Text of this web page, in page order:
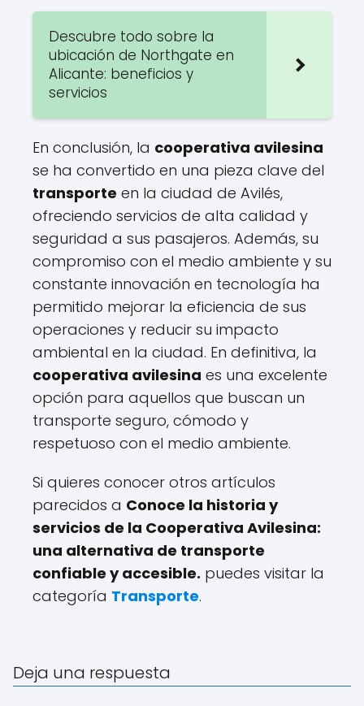
Descubre todo sobre la
ubicación de Northgate en
Alicante: beneficios y
servicios
En conclusión, la cooperativa avilesina
se ha convertido en una pieza clave del
transporte en la ciudad de Avilés,
ofreciendo servicios de alta calidad y
seguridad a sus pasajeros. Además, su
compromiso con el medio ambiente y su
constante innovación en tecnología ha
permitido mejorar la eficiencia de sus
operaciones y reducir su impacto
ambiental en la ciudad. En definitiva, la
cooperativa avilesina es una excelente
opción para aquellos que buscan un
transporte seguro, cómodo y
respetuoso con el medio ambiente.
Si quieres conocer otros artículos
parecidos a Conoce la historia y
servicios de la Cooperativa Avilesina:
una alternativa de transporte
confiable y accesible. puedes visitar la
categoría Transporte.
Deja una respuesta